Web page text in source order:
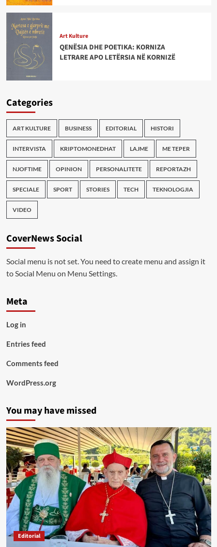
Art Kulture
QENËSIA DHE POETIKA: KORNIZA
LETRARE APO LETËRSIA NË KORNIZË
Categories
ART KULTURE BUSINESS EDITORIAL HISTORI
INTERVISTA KRIPTOMONEDHAT LAJME ME TEPER
NJOFTIME OPINION PERSONALITETE REPORTAZH
SPECIALE SPORT STORIES TECH TEKNOLOGJIA
VIDEO
CoverNews Social
Social menu is not set. You need to create menu and assign it
to Social Menu on Menu Settings.
Meta
Log in
Entries feed
Comments feed
WordPress.org
You may have missed
Editorial